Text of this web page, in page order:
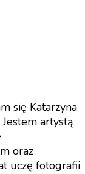
się Katarzyna
artystą
oraz
uczę fotografii